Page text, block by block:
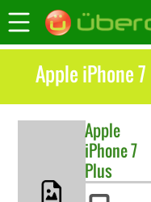
Apple iPhone
Apple
iPhone 7
Plus